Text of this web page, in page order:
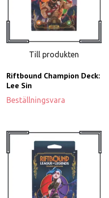
Till produkten
Riftbound Champion Deck:
Lee Sin
Beställningsvara